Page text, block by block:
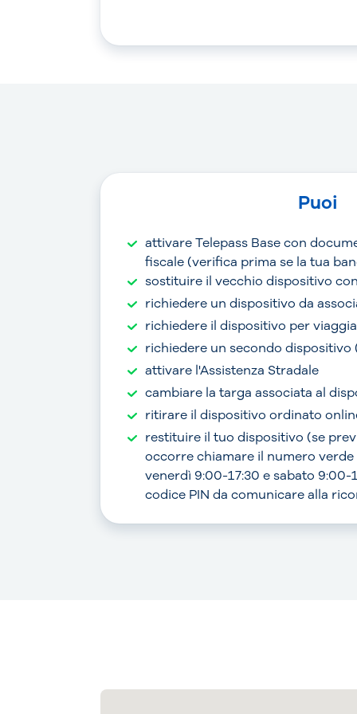
Puoi
attivare Telepass Base con
fiscale (verifica prima se la tua
sostituire il vecchio dispositivo
richiedere un dispositivo da
richiedere il dispositivo per
richiedere un secondo dispositivo
attivare l'Assistenza Stradale
cambiare la targa associata al
ritirare il dispositivo ordinato
restituire il tuo dispositivo (se
occorre chiamare il numero verde
venerdì 9:00-17:30 e sabato
codice PIN da comunicare alla